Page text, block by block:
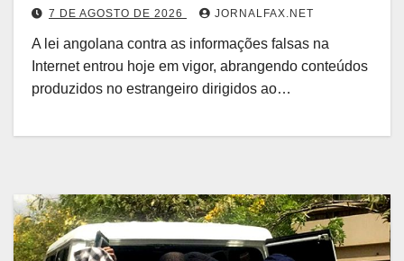
7 DE AGOSTO DE 2026 JORNALFAX.NET
A lei angolana contra as informações falsas na
Internet entrou hoje em vigor, abrangendo conteúdos
produzidos no estrangeiro dirigidos ao…